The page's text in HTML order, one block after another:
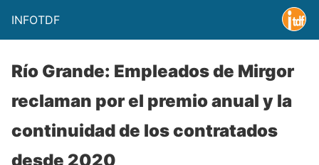
INFOTDF
Río Grande: Empleados de Mirgor
reclaman por el premio anual y la
continuidad de los contratados
desde 2020